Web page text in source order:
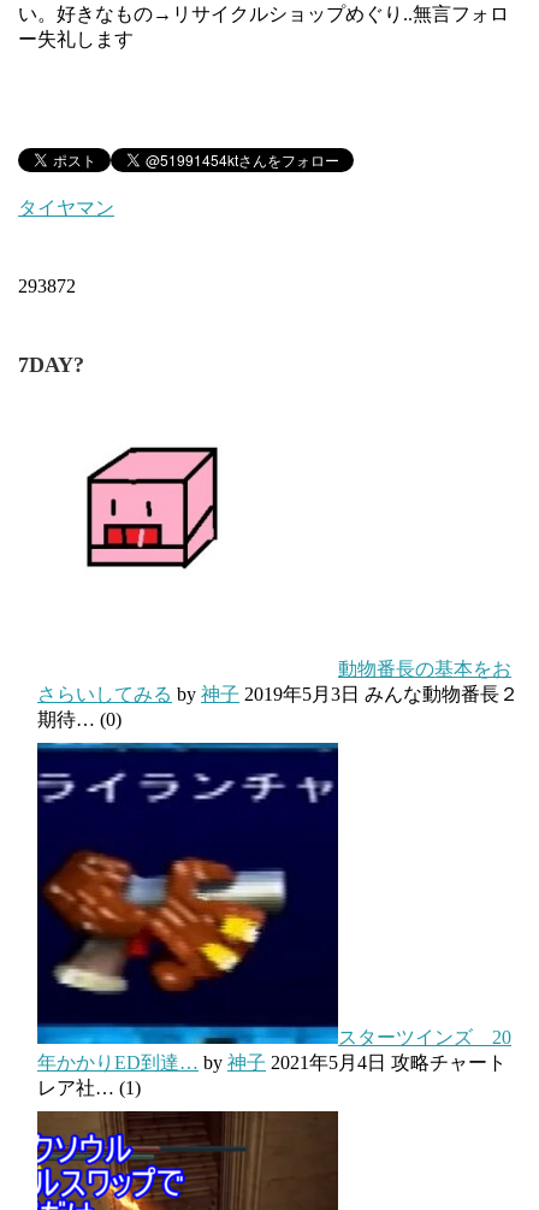
い。好きなもの→リサイクルショップめぐり..無言フォロ
ー失礼します
タイヤマン
293872
7DAY?
動物番長の基本をお
さらいしてみる by 神子 2019年5月3日 みんな動物番長２
期待… (0)
スターツインズ 20
年かかりED到達… by 神子 2021年5月4日 攻略チャート
レア社… (1)